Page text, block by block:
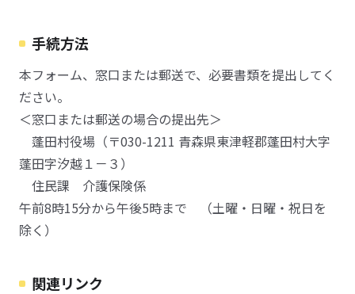
手続方法
本フォーム、窓口または郵送で、必要書類を提出してく
ださい。
＜窓口または郵送の場合の提出先＞
蓬田村役場（〒030-1211 青森県東津軽郡蓬田村大字
蓬田字汐越１－３）
住民課 介護保険係
午前8時15分から午後5時まで （土曜・日曜・祝日を
除く）
関連リンク